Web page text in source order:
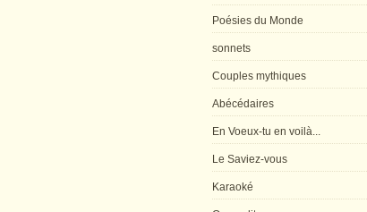
Poésies du Monde
sonnets
Couples mythiques
Abécédaires
En Voeux-tu en voilà...
Le Saviez-vous
Karaoké